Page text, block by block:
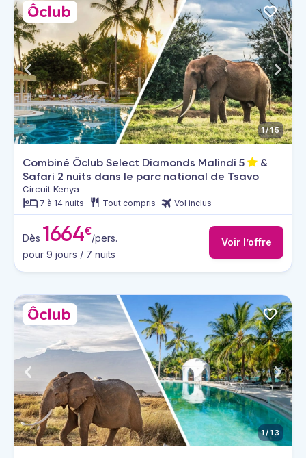
1/15
Combiné Ôclub Select Diamonds Malindi 5
&
Safari 2 nuits dans le parc national de Tsavo
Circuit Kenya
7 à 14 nuits Tout compris Vol inclus
Dès 1664€/pers.
pour 9 jours / 7 nuits
Voir l’offre
1/13